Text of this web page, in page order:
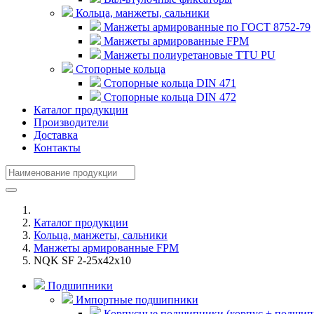
Кольца, манжеты, сальники
Манжеты армированные по ГОСТ 8752-79
Манжеты армированные FPM
Манжеты полиуретановые TTU PU
Стопорные кольца
Стопорные кольца DIN 471
Стопорные кольца DIN 472
Каталог продукции
Производители
Доставка
Контакты
Каталог продукции
Кольца, манжеты, сальники
Манжеты армированные FPM
NQK SF 2-25x42x10
Подшипники
Импортные подшипники